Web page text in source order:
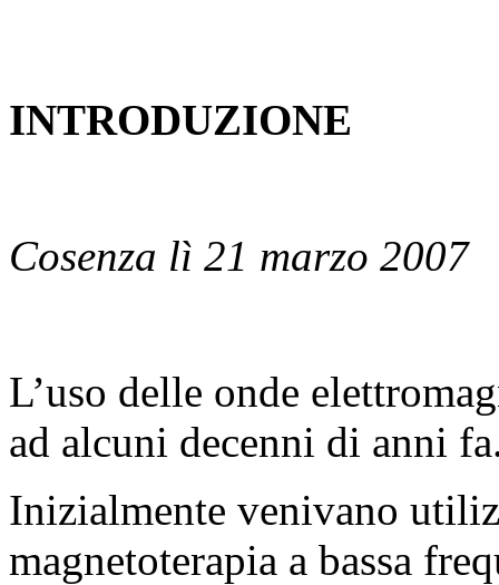
INTRODUZIONE
Cosenza lì 21 marzo 2007
L’uso delle onde
ad alcuni decenni di anni
Inizialmente venivano
magnetoterapia a bassa